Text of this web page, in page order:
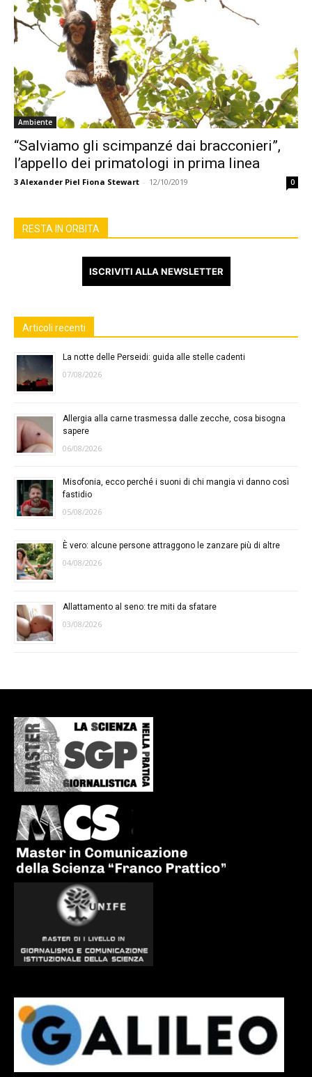
Ambiente
“Salviamo gli scimpanzé dai bracconieri”,
l’appello dei primatologi in prima linea
3 Alexander Piel Fiona Stewart - 12/10/2019 0
RESTA IN ORBITA
ISCRIVITI ALLA NEWSLETTER
Articoli recenti
La notte delle Perseidi: guida alle stelle cadenti
07/08/2026
Allergia alla carne trasmessa dalle zecche, cosa bisogna
sapere
06/08/2026
Misofonia, ecco perché i suoni di chi mangia vi danno così
fastidio
05/08/2026
È vero: alcune persone attraggono le zanzare più di altre
04/08/2026
Allattamento al seno: tre miti da sfatare
03/08/2026